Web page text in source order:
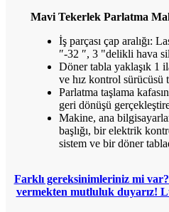
Mavi Tekerlek Parlatma
İş parçası çap aralığı:
″-32 ″, 3 "delikli hava
Döner tabla yaklaşık 1
ve hız kontrol sürücüsü
Parlatma taşlama
geri dönüşü
Makine, ana
başlığı, bir elektrik
sistem ve bir döner
Farklı gereksinimleriniz mi
vermekten mutluluk duyarız!